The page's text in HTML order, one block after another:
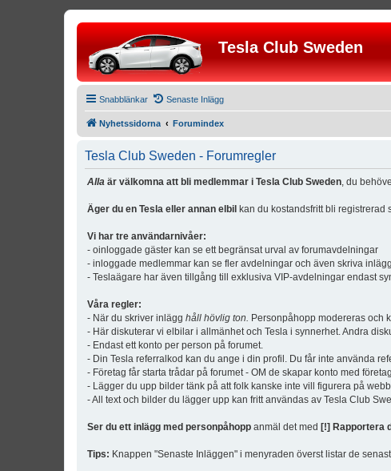
Tesla Club Sweden
Snabblänkar Senaste Inlägg
Nyhetssidorna Forumindex
Tesla Club Sweden - Forumregler
Alla är välkomna att bli medlemmar i Tesla Club Sweden, du
Äger du en Tesla eller annan elbil kan du kostandsfritt bli registrerad
Vi har tre användarnivåer:
- oinloggade gäster kan se ett begränsat urval av forumavdelningar
- inloggade medlemmar kan se fler avdelningar och även skriva inlägg
- Teslaägare har även tillgång till exklusiva VIP-avdelningar endast
Våra regler:
- När du skriver inlägg håll hövlig ton. Personpåhopp modereras och
- Här diskuterar vi elbilar i allmänhet och Tesla i synnerhet. Andra
- Endast ett konto per person på forumet.
- Din Tesla referralkod kan du ange i din profil. Du får inte använda
- Företag får starta trådar på forumet - OM de skapar konto med
- Lägger du upp bilder tänk på att folk kanske inte vill figurera på
- All text och bilder du lägger upp kan fritt användas av Tesla Club
Ser du ett inlägg med personpåhopp anmäl det med [!] Rapportera
Tips: Knappen "Senaste Inläggen" i menyraden överst listar de